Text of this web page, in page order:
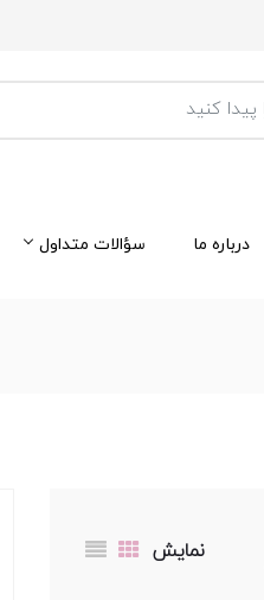
درباره ما سؤالات متداول
نمایش